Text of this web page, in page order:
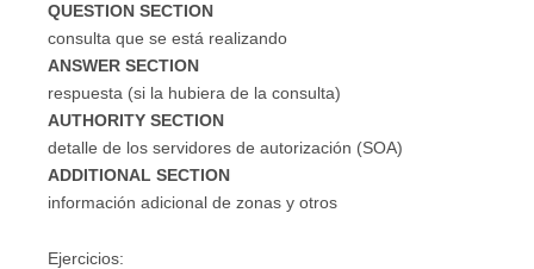
QUESTION SECTION
consulta que se está realizando
ANSWER SECTION
respuesta (si la hubiera de la consulta)
AUTHORITY SECTION
detalle de los servidores de autorización (SOA)
ADDITIONAL SECTION
información adicional de zonas y otros
Ejercicios: